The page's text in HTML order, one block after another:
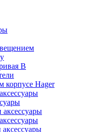
В
корпусе Hager